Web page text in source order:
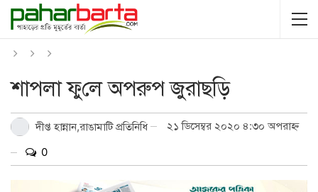
শাপলা ফু‌লে অপরুপ জুরাছড়ি
দীপ্ত হান্নান,রাঙামাটি প্রতিনিধি
২১ ডিসেম্বর ২০২০ ৪:৩০ অপরাহ্ন
0